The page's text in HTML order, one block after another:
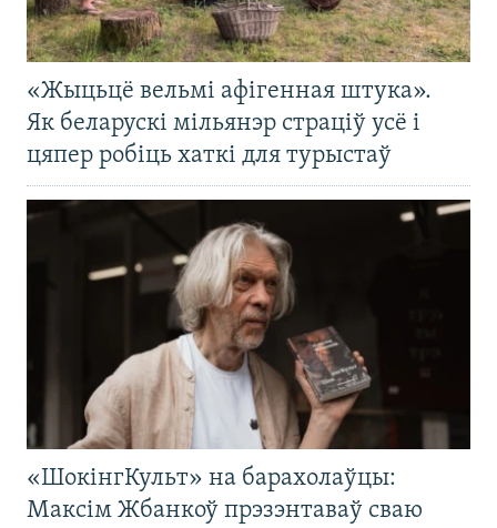
«Жыцьцё вельмі афігенная штука».
Як беларускі мільянэр страціў усё і
цяпер робіць хаткі для турыстаў
«ШокінгКульт» на барахолаўцы:
Максім Жбанкоў прэзэнтаваў сваю